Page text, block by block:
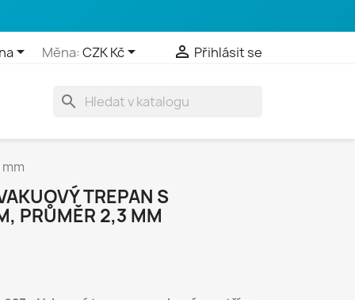
 Měna:CZK Kč  Přihlásit se
search
TREPAN S
PRŮMĚR 2,3 MM